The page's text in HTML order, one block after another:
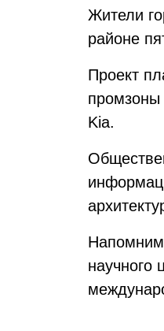
Жители
районе
Проект
промзоны
Kia.
научного